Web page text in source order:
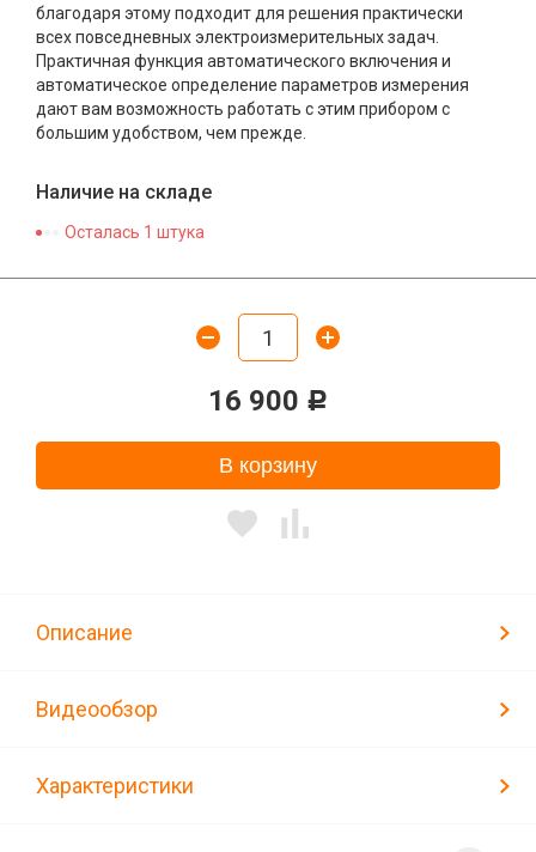
благодаря этому подходит для решения практически
всех повседневных электроизмерительных задач.
Практичная функция автоматического включения и
автоматическое определение параметров измерения
дают вам возможность работать с этим прибором с
большим удобством, чем прежде.
Наличие на складе
Осталась 1 штука
16 900 Р
В корзину
Описание
Видеообзор
Характеристики